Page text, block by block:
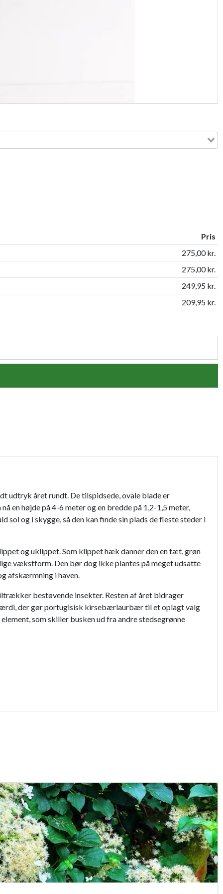
Pris
275,00 kr.
275,00 kr.
249,95 kr.
209,95 kr.
udtryk året rundt. De tilspidsede, ovale blade er
en højde på 4-6 meter og en bredde på 1,2-1,5 meter,
og i skygge, så den kan finde sin plads de fleste steder i
og uklippet. Som klippet hæk danner den en tæt, grøn
vækstform. Den bør dog ikke plantes på meget udsatte
afskærmning i haven.
bestøvende insekter. Resten af året bidrager
der gør portugisisk kirsebærlaurbær til et oplagt valg
som skiller busken ud fra andre stedsegrønne